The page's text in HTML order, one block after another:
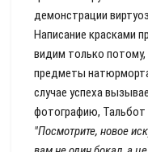
демонстрации
Написание красками
видим только
предметы
случае успеха
фотографию, Тальбот
"Посмотрите, новое